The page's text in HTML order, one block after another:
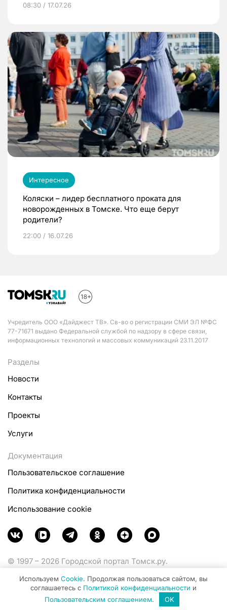
08:30 / 17.07.26
Интересное
Коляски – лидер бесплатного проката для
новорожденных в Томске. Что еще берут
родители?
22:00 / 16.07.26
Учредитель ООО «Дайджест ТВ». Св-во о регистрации СМИ ЭЛ №ФС
77-71671 выдано Федеральной службой по надзору в сфере связи,
информационных технологий и массовых коммуникаций 23.11.2017
Разделы
Новости
Контакты
Проекты
Услуги
Документация
Пользовательское соглашение
Политика конфиденциальности
Использование cookie
© 1997 – 2026 Городской портал Томск.ру.
Министерства цифрового развития, связи и массовых
коммуникаций Российской Федерации.
Используем Cookie. Продолжая пользоваться сайтом, вы
соглашаетесь с Политикой конфиденциальности и
Пользовательским соглашением. OK